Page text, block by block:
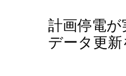
計画停電
データ更